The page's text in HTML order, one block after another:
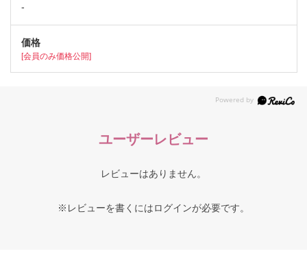
-
[会員のみ価格公開]
ユーザーレビュー
レビューはありません。
※レビューを書くにはログインが必要です。